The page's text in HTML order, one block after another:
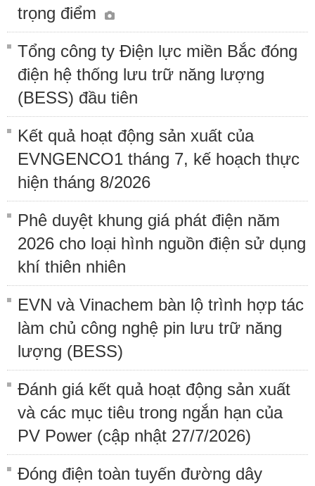
trọng điểm
Tổng công ty Điện lực miền Bắc đóng
điện hệ thống lưu trữ năng lượng
(BESS) đầu tiên
Kết quả hoạt động sản xuất của
EVNGENCO1 tháng 7, kế hoạch thực
hiện tháng 8/2026
Phê duyệt khung giá phát điện năm
2026 cho loại hình nguồn điện sử dụng
khí thiên nhiên
EVN và Vinachem bàn lộ trình hợp tác
làm chủ công nghệ pin lưu trữ năng
lượng (BESS)
Đánh giá kết quả hoạt động sản xuất
và các mục tiêu trong ngắn hạn của
PV Power (cập nhật 27/7/2026)
Đóng điện toàn tuyến đường dây